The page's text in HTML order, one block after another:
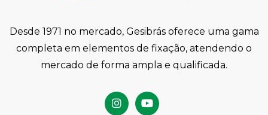
Desde 1971 no mercado, Gesibrás oferece uma gama
completa em elementos de fixação, atendendo o
mercado de forma ampla e qualificada.